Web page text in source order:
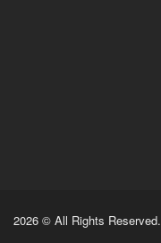
2026 © All Rights Reserved.